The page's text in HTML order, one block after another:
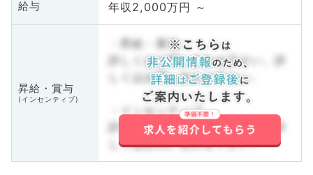
給与 年収2,000万円 ～
昇給・賞与
(インセンティブ)
・昇給・賞与
詳しくはお問い合わせ下さい。詳
しくはお問い合わせ下さい。
・インセンティブ
詳しくはお問い合わせ下さい。詳
しくはお問い合わせ下さい。